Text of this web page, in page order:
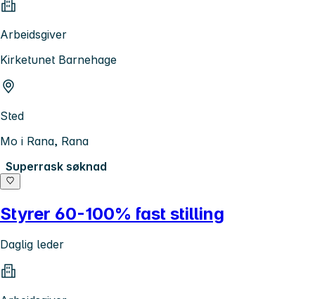
Arbeidsgiver
Kirketunet Barnehage
Sted
Mo i Rana, Rana
Superrask søknad
Styrer 60-100% fast stilling
Daglig leder